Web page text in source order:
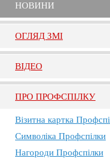
НОВИНИ
ОГЛЯД ЗМI
ВIДЕО
ПРО ПРОФСПIЛКУ
Візитна картка
Символіка Профспілки
Нагороди Профспілки